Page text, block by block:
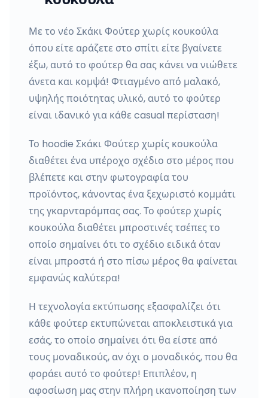
Με το νέο Σκάκι Φούτερ χωρίς κουκούλα
όπου είτε αράζετε στο σπίτι είτε βγαίνετε
έξω, αυτό το φούτερ θα σας κάνει να νιώθετε
άνετα και κομψά! Φτιαγμένο από μαλακό,
υψηλής ποιότητας υλικό, αυτό το φούτερ
είναι ιδανικό για κάθε casual περίσταση!
Το hoodie Σκάκι Φούτερ χωρίς κουκούλα
διαθέτει ένα υπέροχο σχέδιο στο μέρος που
βλέπετε και στην φωτογραφία του
προϊόντος, κάνοντας ένα ξεχωριστό κομμάτι
της γκαρνταρόμπας σας. Το φούτερ χωρίς
κουκούλα διαθέτει μπροστινές τσέπες το
οποίο σημαίνει ότι το σχέδιο ειδικά όταν
είναι μπροστά ή στο πίσω μέρος θα φαίνεται
εμφανώς καλύτερα!
Η τεχνολογία εκτύπωσης εξασφαλίζει ότι
κάθε φούτερ εκτυπώνεται αποκλειστικά για
εσάς, το οποίο σημαίνει ότι θα είστε από
τους μοναδικούς, αν όχι ο μοναδικός, που θα
φοράει αυτό το φούτερ! Επιπλέον, η
αφοσίωση μας στην πλήρη ικανοποίηση των